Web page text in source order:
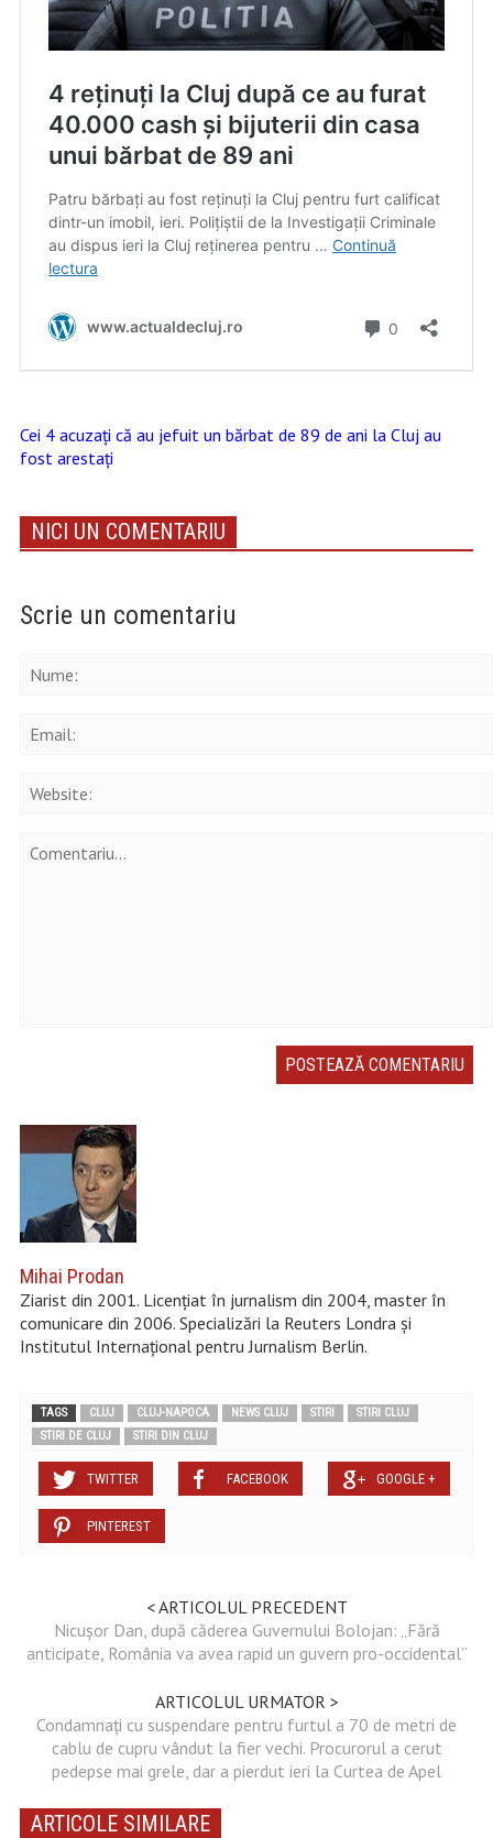
Cei 4 acuzați că au jefuit un bărbat de 89 de ani la Cluj au
fost arestați
NICI UN COMENTARIU
Scrie un comentariu
Mihai Prodan
Ziarist din 2001. Licențiat în jurnalism din 2004, master în
comunicare din 2006. Specializări la Reuters Londra și
Institutul Internațional pentru Jurnalism Berlin.
TAGS CLUJ CLUJ-NAPOCA NEWS CLUJ STIRI
STIRI CLUJ
STIRI DE CLUJ
STIRI DIN CLUJ
TWITTER FACEBOOK GOOGLE +
PINTEREST
< ARTICOLUL PRECEDENT
Nicușor Dan, după căderea Guvernului Bolojan: „Fără
anticipate, România va avea rapid un guvern pro-occidental”
ARTICOLUL URMATOR >
Condamnați cu suspendare pentru furtul a 70 de metri de
cablu de cupru vândut la fier vechi. Procurorul a cerut
pedepse mai grele, dar a pierdut ieri la Curtea de Apel
ARTICOLE SIMILARE